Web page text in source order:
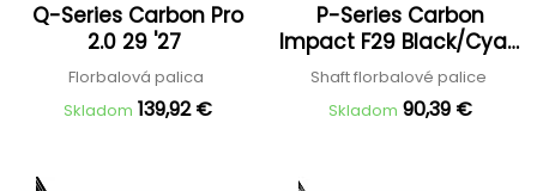
Q-Series Carbon Pro
2.0 29 '27
Florbalová palica
Skladom 139,92 €
P-Series Carbon
Impact F29 Black/Cyan
'25
Shaft florbalové palice
Skladom 90,39 €